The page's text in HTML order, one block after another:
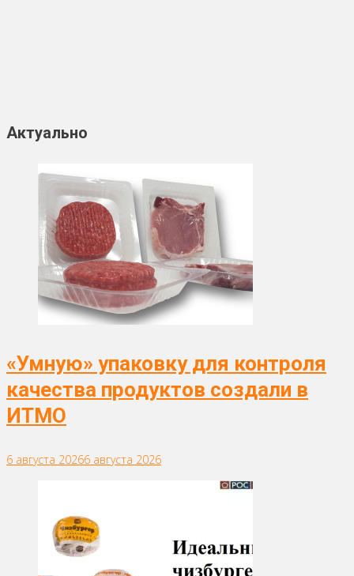
Актуально
«Умную» упаковку для контроля
качества продуктов создали в
ИТМО
6 августа 20266 августа 2026